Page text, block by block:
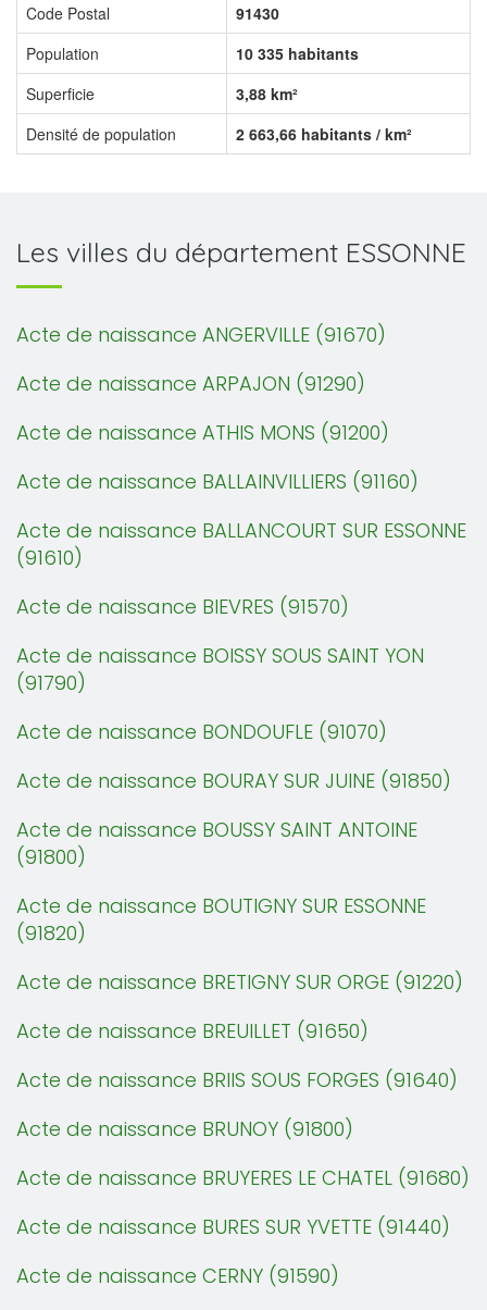
Code Postal
91430
Population
10 335 habitants
Superficie
3,88 km²
Densité de population
2 663,66 habitants / km²
Les villes du département ESSONNE
Acte de naissance ANGERVILLE (91670)
Acte de naissance ARPAJON (91290)
Acte de naissance ATHIS MONS (91200)
Acte de naissance BALLAINVILLIERS (91160)
Acte de naissance BALLANCOURT SUR ESSONNE
(91610)
Acte de naissance BIEVRES (91570)
Acte de naissance BOISSY SOUS SAINT YON
(91790)
Acte de naissance BONDOUFLE (91070)
Acte de naissance BOURAY SUR JUINE (91850)
Acte de naissance BOUSSY SAINT ANTOINE
(91800)
Acte de naissance BOUTIGNY SUR ESSONNE
(91820)
Acte de naissance BRETIGNY SUR ORGE (91220)
Acte de naissance BREUILLET (91650)
Acte de naissance BRIIS SOUS FORGES (91640)
Acte de naissance BRUNOY (91800)
Acte de naissance BRUYERES LE CHATEL (91680)
Acte de naissance BURES SUR YVETTE (91440)
Acte de naissance CERNY (91590)